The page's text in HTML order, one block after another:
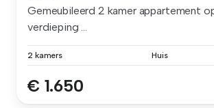
Gemeubileerd 2 kamer appartement
verdieping ...
2 kamers Huis
€ 1.650